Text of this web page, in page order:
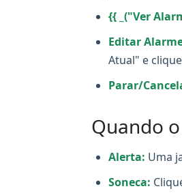
{{ _("Ver
Editar
Atual" e
Parar/
Quando
Alerta: Uma
Soneca: